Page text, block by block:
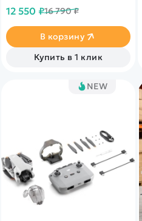
2000mAh аккумулятор.
колеса. Автомобиль снабжен
полным приводом 4WD и
специальными колесами.
Кузов GTR
12 550 ₽16 790 ₽
В корзину
Купить в 1 клик
NEW